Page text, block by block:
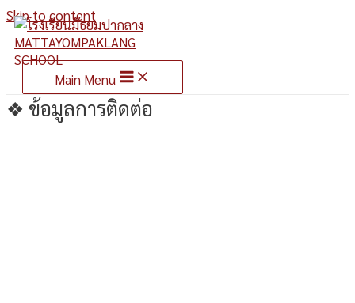
Skip to content
Main Menu
❖ ข้อมูลการติดต่อ